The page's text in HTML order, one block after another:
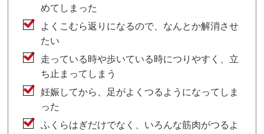
めてしまった
よくこむら返りになるので、なんとか解消させ
たい
走っている時や歩いている時につりやすく、立
ち止まってしまう
妊娠してから、足がよくつるようになってしま
った
ふくらはぎだけでなく、いろんな筋肉がつるよ